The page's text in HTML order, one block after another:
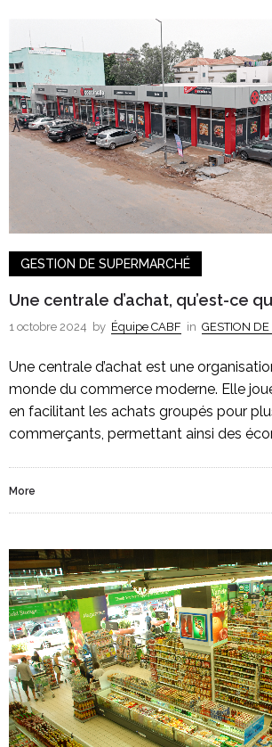
GESTION DE SUPERMARCHÉ
Une centrale d’achat, qu’est-ce
1 octobre 2024 by Équipe CABF in GESTION
Une centrale d’achat est une
monde du commerce moderne. Elle
en facilitant les achats groupés pour
commerçants, permettant ainsi des
More